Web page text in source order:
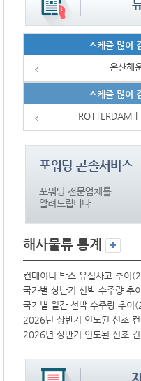
스케줄 많이
은산해
스케줄 많이
ROTTERDAM
해사물류 통계
컨테이너 박스 유실사고 추이
국가별 상반기 선박 수주량
국가별 월간 선박 수주량 추
2026년 상반기 인도된 신조
2026년 상반기 인도된 신조